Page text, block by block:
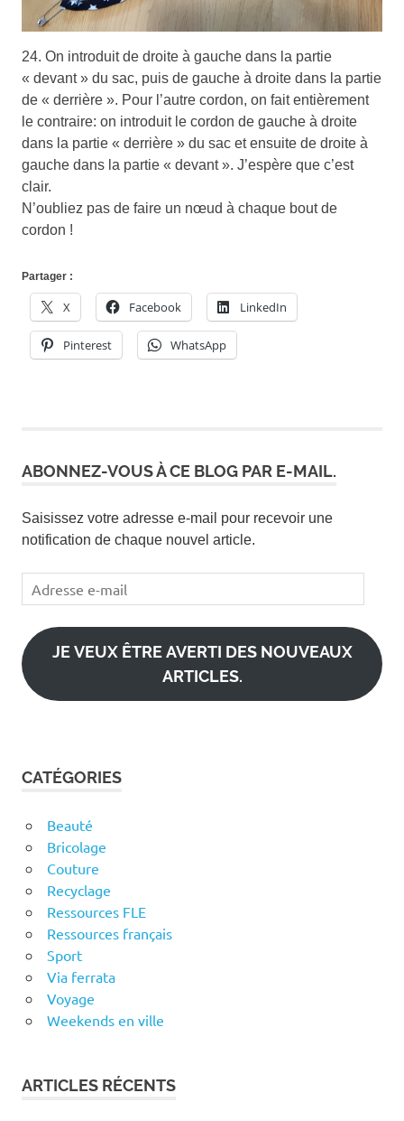
24. On introduit de droite à gauche dans la partie
« devant » du sac, puis de gauche à droite dans la partie
de « derrière ». Pour l’autre cordon, on fait entièrement
le contraire: on introduit le cordon de gauche à droite
dans la partie « derrière » du sac et ensuite de droite à
gauche dans la partie « devant ». J’espère que c’est
clair.
N’oubliez pas de faire un nœud à chaque bout de
cordon !
Partager :
X Facebook LinkedIn
Pinterest WhatsApp
ABONNEZ-VOUS À CE BLOG PAR E-MAIL.
Saisissez votre adresse e-mail pour recevoir une
notification de chaque nouvel article.
Adresse
e-
mail
JE VEUX ÊTRE AVERTI DES NOUVEAUX
ARTICLES.
CATÉGORIES
Beauté
Bricolage
Couture
Recyclage
Ressources FLE
Ressources français
Sport
Via ferrata
Voyage
Weekends en ville
ARTICLES RÉCENTS